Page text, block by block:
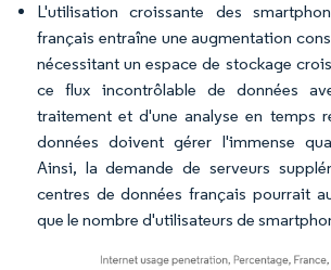
L'utilisation croissante des
français entraîne une augmentation
nécessitant un espace de stockage
ce flux incontrôlable de données
traitement et d'une analyse en temps
données doivent gérer l'immense
Ainsi, la demande de serveurs
centres de données français pourrait
que le nombre d'utilisateurs de